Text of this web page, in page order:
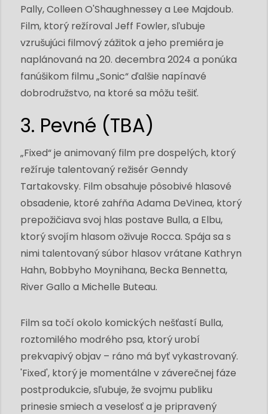
Pally, Colleen O'Shaughnessey a Lee Majdoub.
Film, ktorý režíroval Jeff Fowler, sľubuje
vzrušujúci filmový zážitok a jeho premiéra je
naplánovaná na 20. decembra 2024 a ponúka
fanúšikom filmu „Sonic“ ďalšie napínavé
dobrodružstvo, na ktoré sa môžu tešiť.
3. Pevné (TBA)
„Fixed“ je animovaný film pre dospelých, ktorý
režíruje talentovaný režisér Genndy
Tartakovsky. Film obsahuje pôsobivé hlasové
obsadenie, ktoré zahŕňa Adama DeVinea, ktorý
prepožičiava svoj hlas postave Bulla, a Elbu,
ktorý svojím hlasom oživuje Rocca. Spája sa s
nimi talentovaný súbor hlasov vrátane Kathryn
Hahn, Bobbyho Moynihana, Becka Bennetta,
River Gallo a Michelle Buteau.
Film sa točí okolo komických nešťastí Bulla,
roztomilého modrého psa, ktorý urobí
prekvapivý objav – ráno má byť vykastrovaný.
'Fixed', ktorý je momentálne v záverečnej fáze
postprodukcie, sľubuje, že svojmu publiku
prinesie smiech a veselosť a je pripravený